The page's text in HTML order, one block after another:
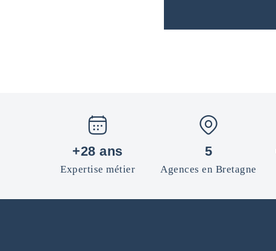
+28 ans
Expertise métier
5
Agences en Bretagne